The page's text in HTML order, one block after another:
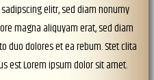
elitr, sed diam nonumy
magna aliquyam erat, sed diam
duo dolores et ea rebum. Stet clita
est Lorem ipsum dolor sit amet.